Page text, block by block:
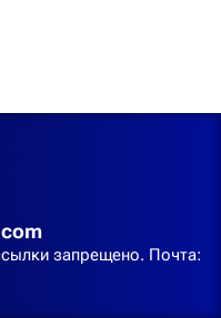
запрещено. Почта: